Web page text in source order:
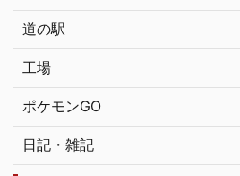
道の駅
工場
ポケモンGO
日記・雑記